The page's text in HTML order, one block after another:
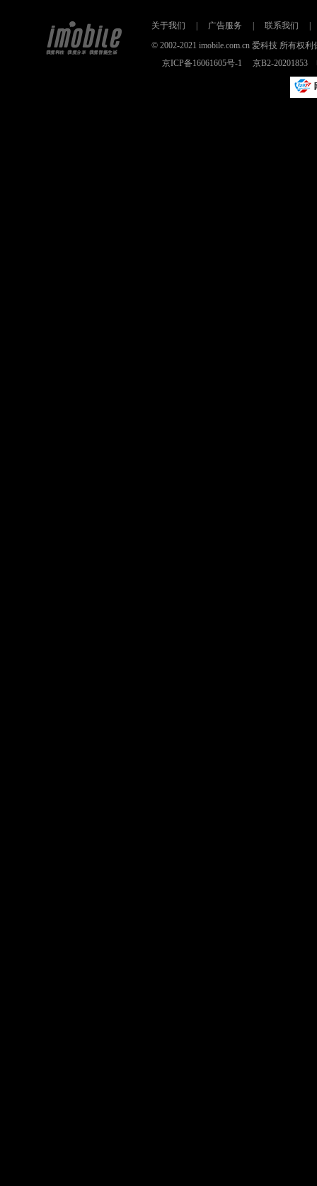
关于我们 广告服务 联系我们
© 2002-2021 imobile.com.cn 爱科技 所有权
京ICP备16061605号-1
京B2-20201853